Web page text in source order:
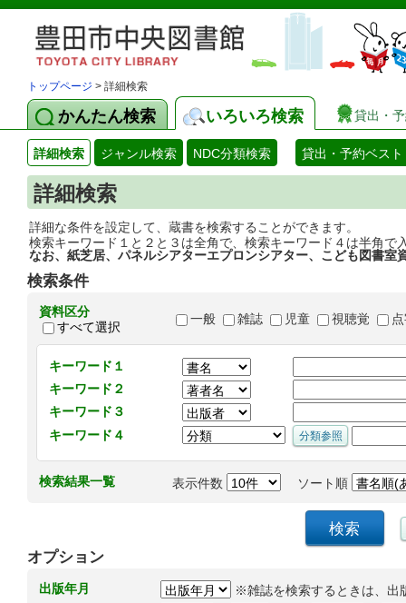
トップページ > 詳細検索
かんたん検索 いろいろ検索 貸出・
詳細検索 ジャンル検索 NDC分類検索 貸出・予約ベスト
詳細検索
詳細な条件を設定して、蔵書を検索することができます。
検索キーワード１と２と３は全角で、検索キーワード４は半角で
なお、紙芝居、パネルシアターエプロンシアター、こども図書室
検索条件
資料区分
すべて選択
一般 雑誌 児童 視聴覚
キーワード１
キーワード２
キーワード３
キーワード４
検索結果一覧 表示件数 ソート順
オプション
出版年月
※雑誌を検索するときは、出